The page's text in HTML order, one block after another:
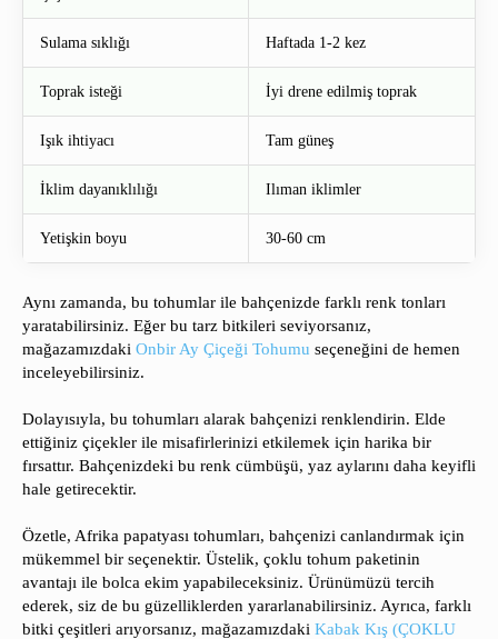
Sulama sıklığı Haftada 1-2 kez
Toprak isteği İyi drene edilmiş toprak
Işık ihtiyacı Tam güneş
İklim dayanıklılığı Ilıman iklimler
Yetişkin boyu 30-60 cm
Aynı zamanda, bu tohumlar ile bahçenizde farklı renk tonları
yaratabilirsiniz. Eğer bu tarz bitkileri seviyorsanız,
mağazamızdaki Onbir Ay Çiçeği Tohumu seçeneğini de hemen
inceleyebilirsiniz.
Dolayısıyla, bu tohumları alarak bahçenizi renklendirin. Elde
ettiğiniz çiçekler ile misafirlerinizi etkilemek için harika bir
fırsattır. Bahçenizdeki bu renk cümbüşü, yaz aylarını daha keyifli
hale getirecektir.
Özetle, Afrika papatyası tohumları, bahçenizi canlandırmak için
mükemmel bir seçenektir. Üstelik, çoklu tohum paketinin
avantajı ile bolca ekim yapabileceksiniz. Ürünümüzü tercih
ederek, siz de bu güzelliklerden yararlanabilirsiniz. Ayrıca, farklı
bitki çeşitleri arıyorsanız, mağazamızdaki Kabak Kış (ÇOKLU